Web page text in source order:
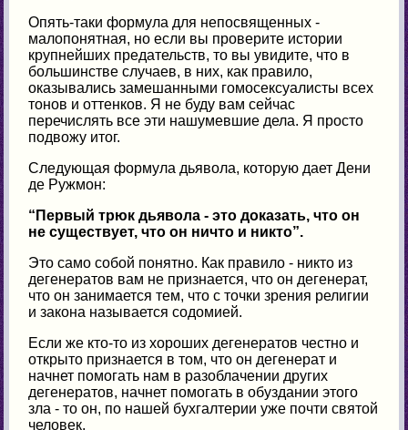
Опять-таки формула для непосвященных -
малопонятная, но если вы проверите истории
крупнейших предательств, то вы увидите, что в
большинстве случаев, в них, как правило,
оказывались замешанными гомосексуалисты всех
тонов и оттенков. Я не буду вам сейчас
перечислять все эти нашумевшие дела. Я просто
подвожу итог.
Следующая формула дьявола, которую дает Дени
де Ружмон:
“Первый трюк дьявола - это доказать, что он
не существует, что он ничто и никто”.
Это само собой понятно. Как правило - никто из
дегенератов вам не признается, что он дегенерат,
что он занимается тем, что с точки зрения религии
и закона называется содомией.
Если же кто-то из хороших дегенератов честно и
открыто признается в том, что он дегенерат и
начнет помогать нам в разоблачении других
дегенератов, начнет помогать в обуздании этого
зла - то он, по нашей бухгалтерии уже почти святой
человек.